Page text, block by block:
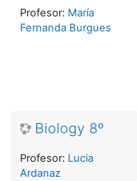
Profesor: María
Fernanda Burgues
Biology 8º
Profesor: Lucia
Ardanaz